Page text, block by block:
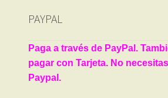
PAYPAL
Paga a través de PayPal.
pagar con Tarjeta. No
Paypal.